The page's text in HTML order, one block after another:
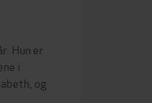
Hun er
i
og